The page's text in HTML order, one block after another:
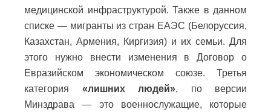
медицинской инфраструктурой. Также в данном
списке — мигранты из стран ЕАЭС (Белоруссия,
Казахстан, Армения, Киргизия) и их семьи. Для
этого нужно внести изменения в Договор о
Евразийском экономическом союзе. Третья
категория «лишних людей», по версии
Минздрава — это военнослужащие, которые